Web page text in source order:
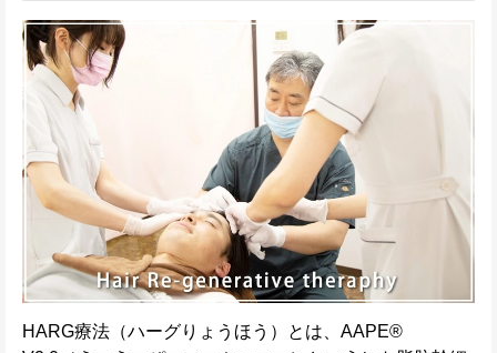
HARG療法（ハーグりょうほう）とは、AAPE®